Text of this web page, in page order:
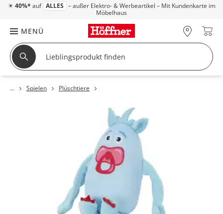
☀ 40%* auf ALLES – außer Elektro- & Werbeartikel – Mit Kundenkarte im
Möbelhaus
MENÜ
Spielen Plüschtiere